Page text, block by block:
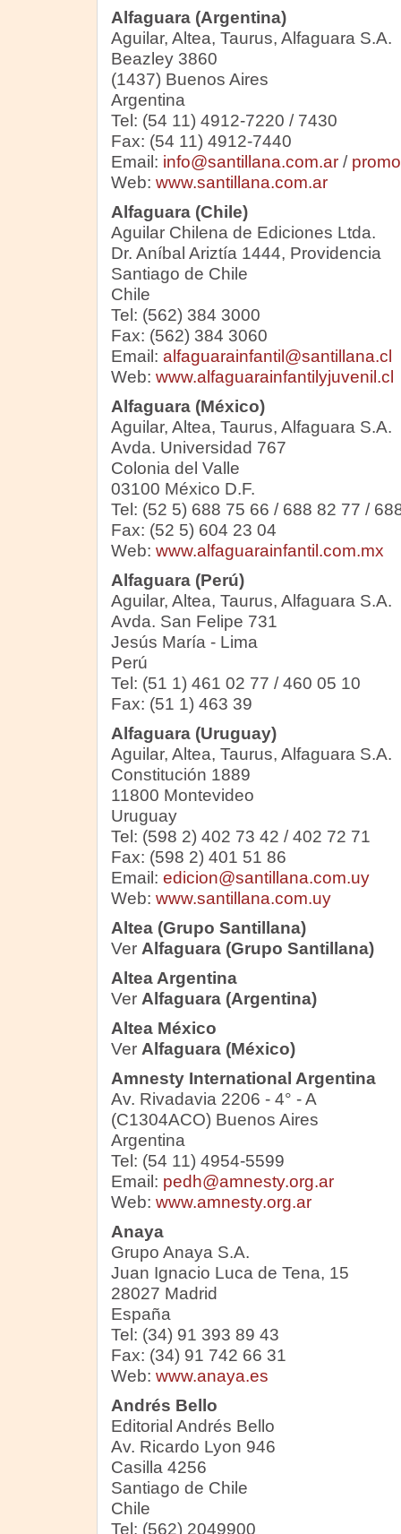
Alfaguara (Argentina)
Aguilar, Altea, Taurus, Alfaguara S.A.
Beazley 3860
(1437) Buenos Aires
Argentina
Tel: (54 11) 4912-7220 / 7430
Fax: (54 11) 4912-7440
Email: info@santillana.com.ar/
Web: www.santillana.com.ar
Alfaguara (Chile)
Aguilar Chilena de Ediciones Ltda.
Dr. Aníbal Ariztía 1444, Providencia
Santiago de Chile
Chile
Tel: (562) 384 3000
Fax: (562) 384 3060
Email: alfaguarainfantil@santillana.cl
Web: www.alfaguarainfantilyjuvenil.cl
Alfaguara (México)
Aguilar, Altea, Taurus, Alfaguara S.A.
Avda. Universidad 767
Colonia del Valle
03100 México D.F.
Tel: (52 5) 688 75 66 / 688 82 77 /
Fax: (52 5) 604 23 04
Web: www.alfaguarainfantil.com.mx
Alfaguara (Perú)
Aguilar, Altea, Taurus, Alfaguara S.A.
Avda. San Felipe 731
Jesús María - Lima
Perú
Tel: (51 1) 461 02 77 / 460 05 10
Fax: (51 1) 463 39
Alfaguara (Uruguay)
Aguilar, Altea, Taurus, Alfaguara S.A.
Constitución 1889
11800 Montevideo
Uruguay
Tel: (598 2) 402 73 42 / 402 72 71
Fax: (598 2) 401 51 86
Email: edicion@santillana.com.uy
Web: www.santillana.com.uy
Altea (Grupo Santillana)
Ver Alfaguara (Grupo Santillana)
Altea Argentina
Ver Alfaguara (Argentina)
Altea México
Ver Alfaguara (México)
Amnesty International Argentina
Av. Rivadavia 2206 - 4° - A
(C1304ACO) Buenos Aires
Argentina
Tel: (54 11) 4954-5599
Email: pedh@amnesty.org.ar
Web: www.amnesty.org.ar
Anaya
Grupo Anaya S.A.
Juan Ignacio Luca de Tena, 15
28027 Madrid
España
Tel: (34) 91 393 89 43
Fax: (34) 91 742 66 31
Web: www.anaya.es
Andrés Bello
Editorial Andrés Bello
Av. Ricardo Lyon 946
Casilla 4256
Santiago de Chile
Chile
Tel: (562) 2049900